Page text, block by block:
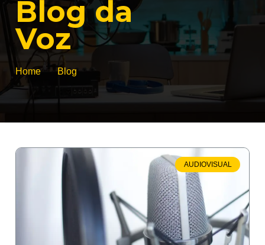
Blog da
Voz
Home Blog
AUDIOVISUAL